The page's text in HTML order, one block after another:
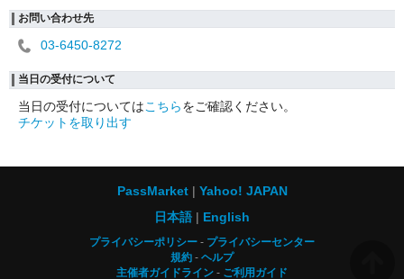
お問い合わせ先
03-6450-8272
当日の受付について
当日の受付についてはこちらをご確認ください。
チケットを取り出す
PassMarket
Yahoo! JAPAN
日本語
English
プライバシーポリシー
プライバシーセンター
規約
ヘルプ
主催者ガイドライン
ご利用ガイド